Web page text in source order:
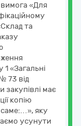
«Для
та
1 «Загальні
73 від
закупівлі має
копію
саме:…», яку
усунути